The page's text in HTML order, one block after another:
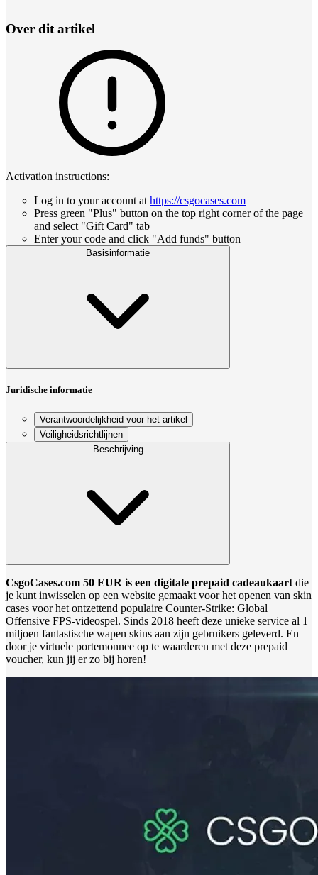
Over dit artikel
Activation instructions:
Log in to your account at https://csgocases.com
Press green "Plus" button on the top right corner of the page
and select "Gift Card" tab
Enter your code and click "Add funds" button
Basisinformatie
Juridische informatie
Verantwoordelijkheid voor het artikel
Veiligheidsrichtlijnen
Beschrijving
CsgoCases.com 50 EUR is een digitale prepaid cadeaukaart die
je kunt inwisselen op een website gemaakt voor het openen van skin
cases voor het ontzettend populaire Counter-Strike: Global
Offensive FPS-videospel. Sinds 2018 heeft deze unieke service al 1
miljoen fantastische wapen skins aan zijn gebruikers geleverd. En
door je virtuele portemonnee op te waarderen met deze prepaid
voucher, kun jij er zo bij horen!